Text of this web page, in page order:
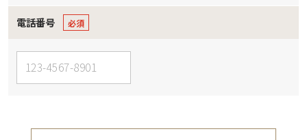
電話番号